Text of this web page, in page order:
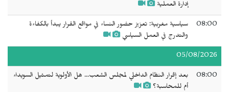
إدارة العملية
08:00
سياسية مغربية: تعزيز حضور النساء في مواقع القرار يبدأ بالكفاءة
والتدرج في العمل السياسي
05/08/2026
08:00
بعد إقرار النظام الداخلي لمجلس الشعب... هل الأولوية لتمثيل السويداء
أم للمحاسبة؟